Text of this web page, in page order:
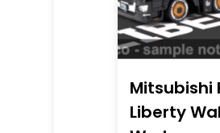
Mitsubishi
Liberty